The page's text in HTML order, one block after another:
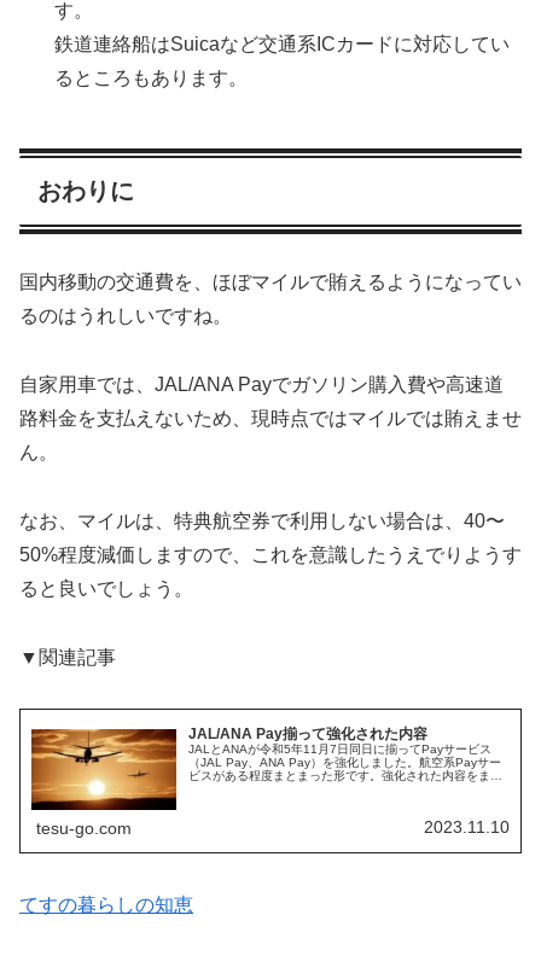
す。
鉄道連絡船はSuicaなど交通系ICカードに対応してい
るところもあります。
おわりに
国内移動の交通費を、ほぼマイルで賄えるようになってい
るのはうれしいですね。
自家用車では、JAL/ANA Payでガソリン購入費や高速道
路料金を支払えないため、現時点ではマイルでは賄えませ
ん。
なお、マイルは、特典航空券で利用しない場合は、40〜
50%程度減価しますので、これを意識したうえでりようす
ると良いでしょう。
▼関連記事
JAL/ANA Pay揃って強化された内容
JALとANAが令和5年11月7日同日に揃ってPayサービス
（JAL Pay、ANA Pay）を強化しました。航空系Payサー
ビスがある程度まとまった形です。強化された内容をまと
tesu-go.com 2023.11.10
てすの暮らしの知恵